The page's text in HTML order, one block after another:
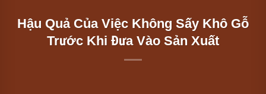
Hậu Quả Của Việc Không Sấy Khô Gỗ
Trước Khi Đưa Vào Sản Xuất